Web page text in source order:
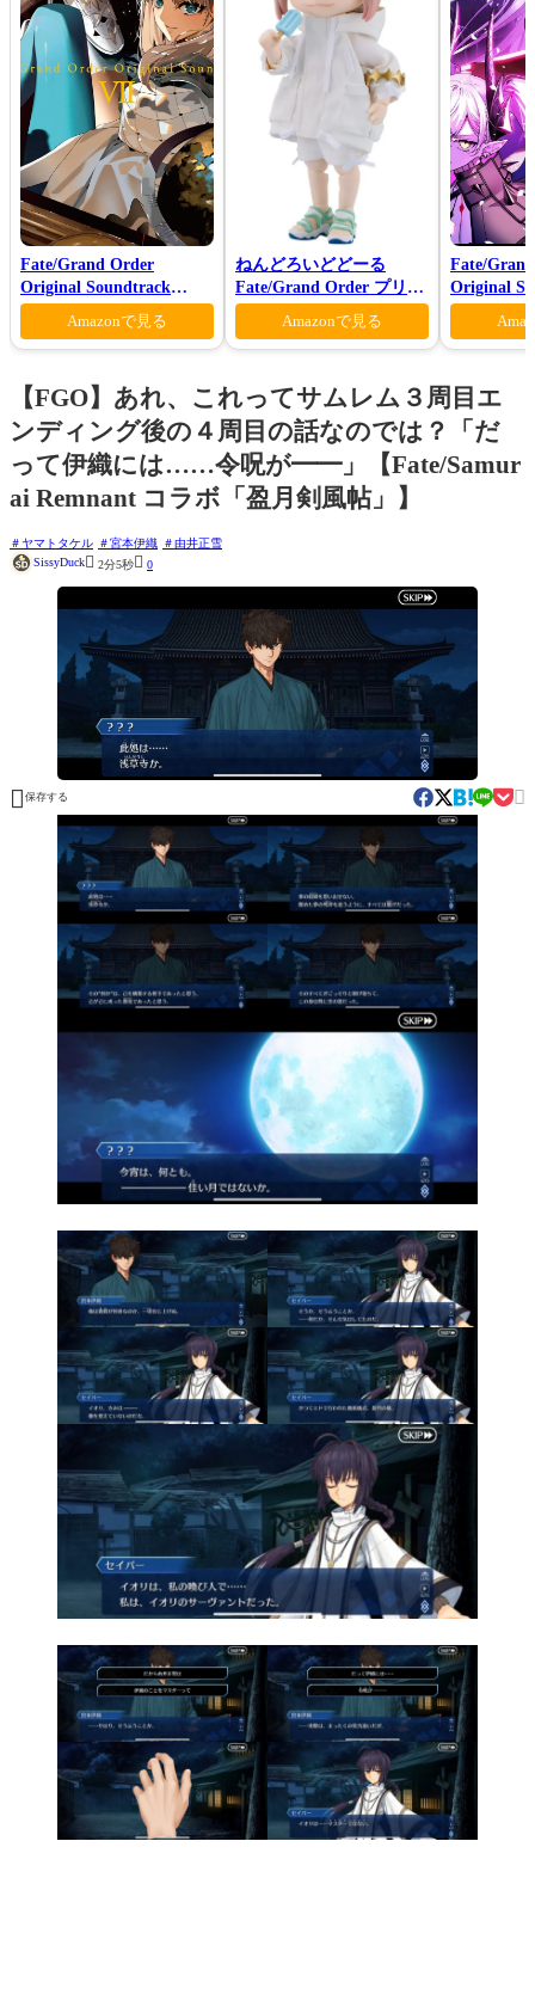
Fate/Grand Order
Original Soundtrack
Ⅶ(初回仕様限定盤)
Amazonで見る
ねんどろいどどーる
Fate/Grand Order プリテ
ンダー/オベロン 爽やかサ
マー・プリンスVer.
Amazonで見る
Fate/
Original
【FGO】あれ、これってサムレム３周目エ
ンディング後の４周目の話なのでは？「だ
って伊織には……令呪が━━」【Fate/Samur
ai Remnant コラボ「盈月剣風帖」】
ヤマトタケル 宮本伊織
由井正雪
SissyDuck 2分5秒 0
 保存する 